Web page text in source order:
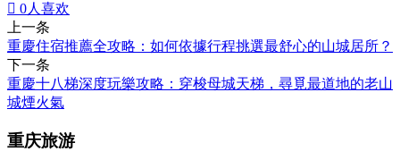
 0人喜欢
上一条
重慶住宿推薦全攻略：如何依據行程挑選最舒心的山城居所？
下一条
重慶十八梯深度玩樂攻略：穿梭母城天梯，尋覓最道地的老山
城煙火氣
重庆旅游